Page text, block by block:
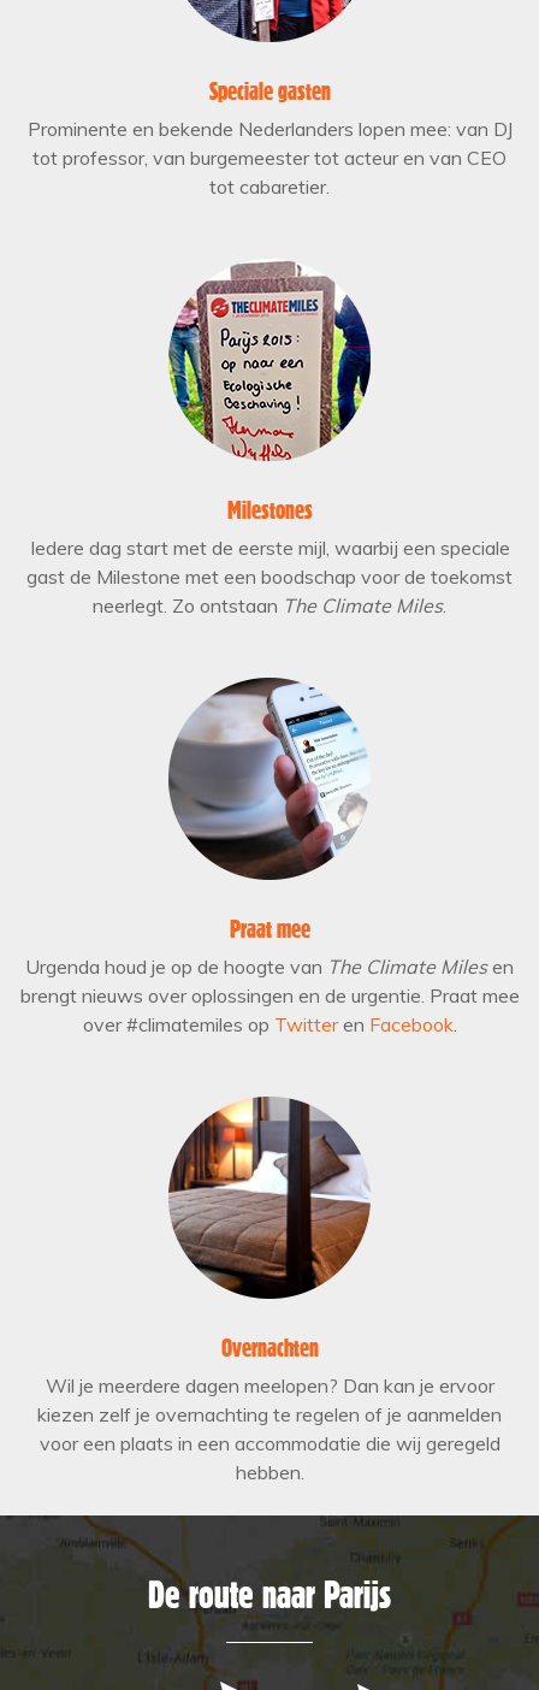
Speciale gasten
Prominente en bekende Nederlanders lopen mee: van DJ
tot professor, van burgemeester tot acteur en van CEO
tot cabaretier.
Milestones
Iedere dag start met de eerste mijl, waarbij een speciale
gast de Milestone met een boodschap voor de toekomst
neerlegt. Zo ontstaan The Climate Miles.
Praat mee
Urgenda houd je op de hoogte van The Climate Milesen
brengt nieuws over oplossingen en de urgentie. Praat mee
over #climatemiles op Twitteren Facebook.
Overnachten
Wil je meerdere dagen meelopen? Dan kan je ervoor
kiezen zelf je overnachting te regelen of je aanmelden
voor een plaats in een accommodatie die wij geregeld
hebben.
De route naar Parijs